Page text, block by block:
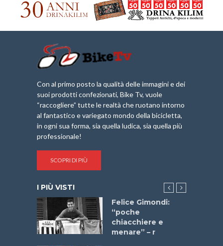
Con al primo posto la qualità delle immagini e dei
suoi prodotti confezionati, Bike Tv, vuole
“raccogliere” tutte le realtà che ruotano intorno
al fantastico e variegato mondo della bicicletta,
in ogni sua forma, sia quella ludica, sia quella più
professionale!
SCOPRI DI PIÙ
I PIÙ VISTI
Felice Gimondi:
“poche
chiacchiere e
menare” – r